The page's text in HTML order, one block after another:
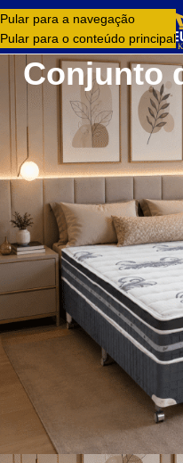
Pular para a navegação
Pular para o conteúdo principal
MENU
Conjunto
O Colchão Silver Star Pocket
suporte individual e noites de
híbrida combina tecnologia,
corpo, proporcionando mais
As molas ensacadas reduzem
aumentam a estabilidade
sofisticado e os materiais de
durabilidade e conforto no dia a
O Silver Star Pocket Híbrido
uma excelente escolha para
qualidade para dormir melhor.